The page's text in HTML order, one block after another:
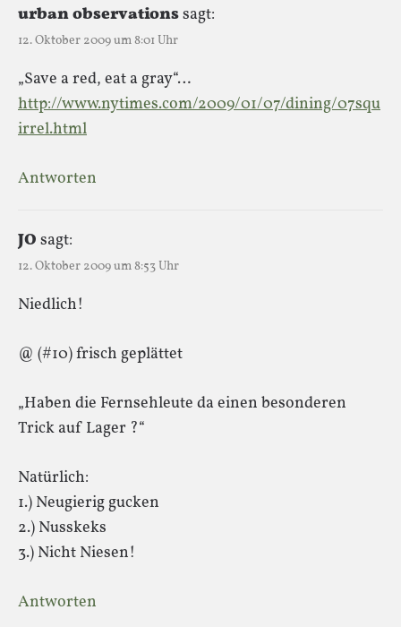
urban observationssagt:
12. Oktober 2009 um 8:01 Uhr
„Save a red, eat a gray“…
http://www.nytimes.com/2009/01/07/dining/07squ
irrel.html
Antworten
JO sagt:
12. Oktober 2009 um 8:53 Uhr
Niedlich!
@ (#10) frisch geplättet
„Haben die Fernsehleute da einen besonderen
Trick auf Lager ?“
Natürlich:
1.) Neugierig gucken
2.) Nusskeks
3.) Nicht Niesen!
Antworten